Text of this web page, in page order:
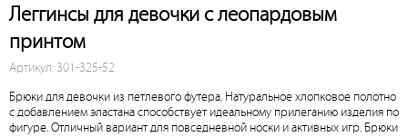
Леггинсы для девочки с леопардовым
принтом
Артикул: 301-325-52
Брюки для девочки из петлевого футера. Натуральное хлопковое полотно
с добавлением эластана способствует идеальному прилеганию изделия по
фигуре. Отличный вариант для повседневной носки и активных игр. Брюки